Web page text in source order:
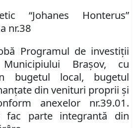
“Johanes Honterus”
nr.38
Programul de investiţii
Braşov, cu
bugetul local, bugetul
din venituri proprii şi
anexelor nr.39.01.
fac parte integrantă din